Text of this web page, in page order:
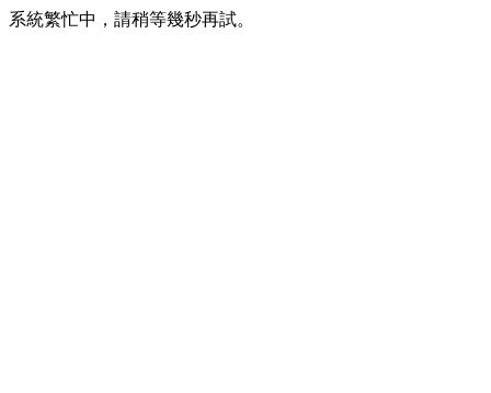
系統繁忙中，請稍等幾秒再試。